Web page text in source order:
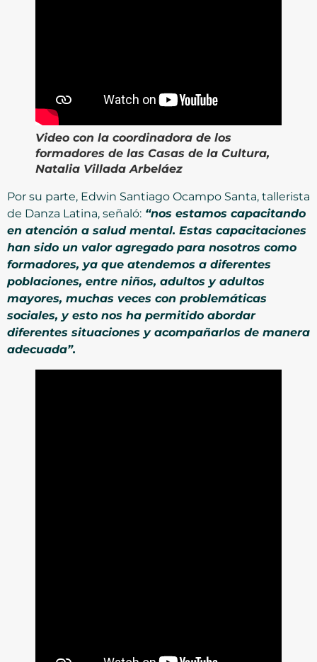
Video con la coordinadora de los
formadores de las Casas de la Cultura,
Natalia Villada Arbeláez
Por su parte, Edwin Santiago Ocampo Santa, tallerista
de Danza Latina, señaló: “nos estamos capacitando
en atención a salud mental. Estas capacitaciones
han sido un valor agregado para nosotros como
formadores, ya que atendemos a diferentes
poblaciones, entre niños, adultos y adultos
mayores, muchas veces con problemáticas
sociales, y esto nos ha permitido abordar
diferentes situaciones y acompañarlos de manera
adecuada”.